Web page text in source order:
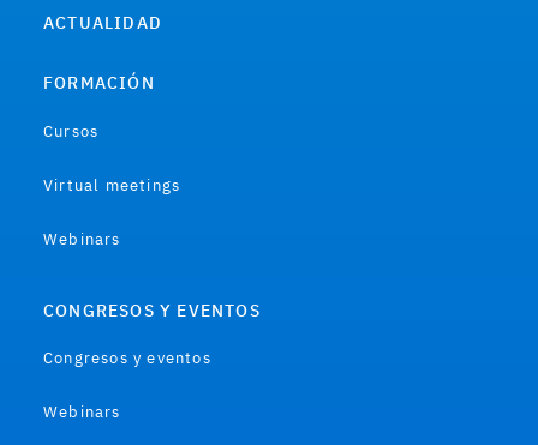
ACTUALIDAD
FORMACIÓN
Cursos
Virtual meetings
Webinars
CONGRESOS Y EVENTOS
Congresos y eventos
Webinars